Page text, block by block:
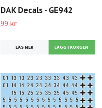
DAK Decals - GE942
99 kr
LÄS MER